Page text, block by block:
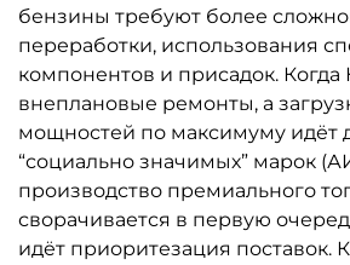
бензины требуют более
переработки, использования
компонентов и присадок. Когда
внеплановые ремонты, а
мощностей по максимуму идёт
“социально значимых” марок
производство премиального
сворачивается в первую
идёт приоритезация поставок.